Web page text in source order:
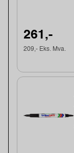
261,-
209,- Eks. Mva.